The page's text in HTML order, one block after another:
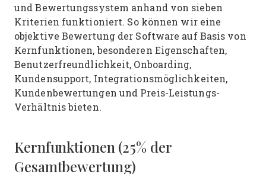
und Bewertungssystem anhand von sieben
Kriterien funktioniert. So können wir eine
objektive Bewertung der Software auf Basis von
Kernfunktionen, besonderen Eigenschaften,
Benutzerfreundlichkeit, Onboarding,
Kundensupport, Integrationsmöglichkeiten,
Kundenbewertungen und Preis-Leistungs-
Verhältnis bieten.
Kernfunktionen (25% der
Gesamtbewertung)